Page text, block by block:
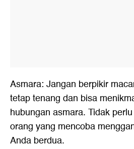
Asmara: Jangan berpikir
tetap tenang dan bisa
hubungan asmara. Tidak
orang yang mencoba
Anda berdua.